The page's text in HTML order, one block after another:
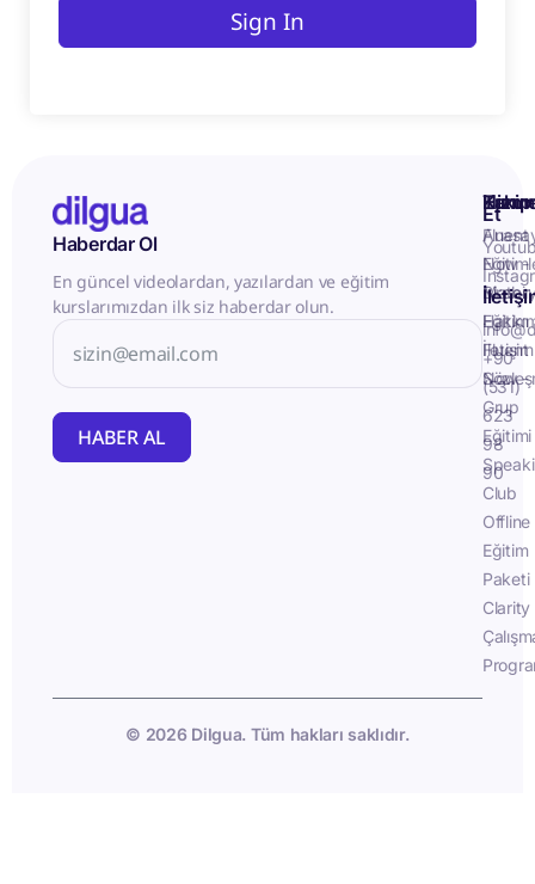
Sign In
Haberdar Ol
En güncel videolardan, yazılardan ve eğitim
kurslarımızdan ilk siz haberdar olun.
HABER AL
İletişim
Fluent
Now -
Birebir
Eğitim
Fluent
Now -
Grup
Eğitimi
Club
Offline
Eğitim
Paketi
Clarity
Takip
Et
+90
(531)
623
98
90
© 2026 Dilgua. Tüm hakları saklıdır.